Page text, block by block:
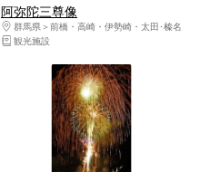
阿弥陀三尊像
群馬県
前橋・高崎・伊勢崎・太田･榛名
観光施設